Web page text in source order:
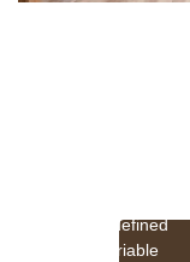
Undefined
variable